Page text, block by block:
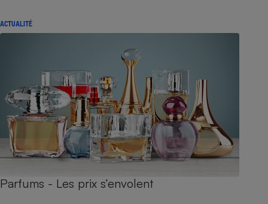
ACTUALITÉ
Parfums - Les prix s’envolent